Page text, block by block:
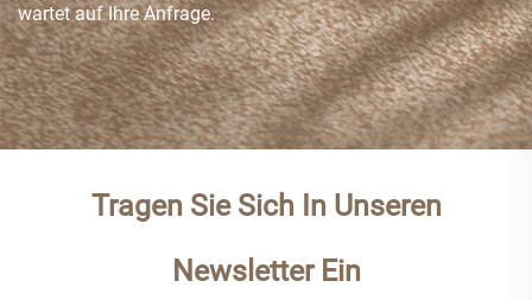
wartet auf Ihre Anfrage.
Tragen Sie Sich In Unseren
Newsletter Ein